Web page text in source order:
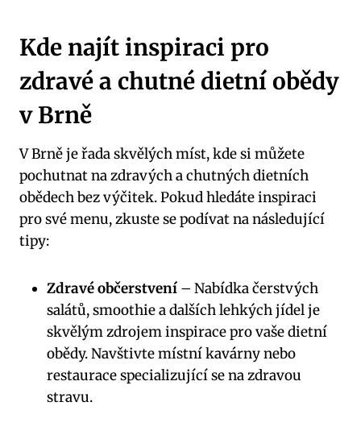
Kde najít inspiraci pro
zdravé⁢ a⁣ chutné dietní ‍obědy
v Brně
V Brně je řada skvělých míst, kde si‍ můžete
pochutnat na zdravých a chutných dietních
obědech bez výčitek. Pokud hledáte inspiraci
pro své menu, zkuste se ⁢podívat na‍ následující​
tipy:
Zdravé občerstvení – Nabídka čerstvých
salátů, smoothie a ⁢dalších lehkých jídel je⁢
skvělým zdrojem inspirace pro vaše dietní
obědy. Navštivte místní kavárny nebo
restaurace specializující se na zdravou
stravu.